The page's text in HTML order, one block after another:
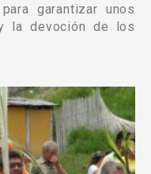
garantizar unos
la devoción de los